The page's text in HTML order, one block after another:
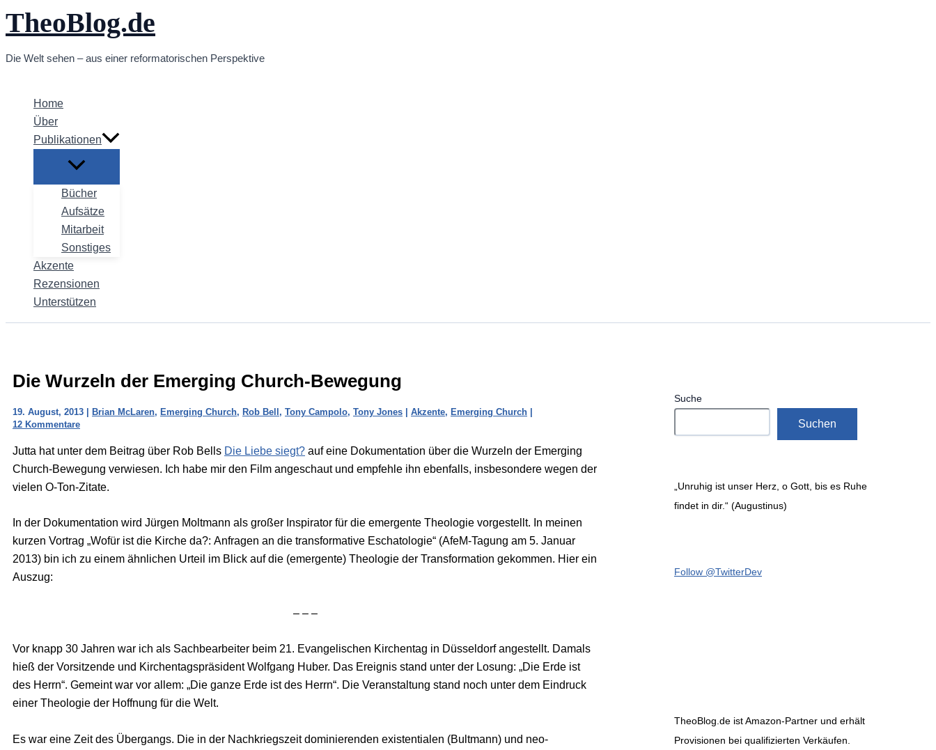
Zum
Inhalt
TheoBlog.de
Die Welt sehen – aus einer reformatorischen Perspektive
Home
Über
Publikationen
Bücher
Aufsätze
Mitarbeit
Sonstiges
Akzente
Rezensionen
Unterstützen
Die Wurzeln der Emerging Church-Bewegung
19. August, 2013 | Brian McLaren, Emerging Church, Rob Bell, Tony Campolo, Tony Jones | Akzente, Emerging Church |
12 Kommentare
Jutta hat unter dem Beitrag über Rob Bells Die Liebe siegt? auf eine Dokumentation über die Wurzeln der Emerging
Church-Bewegung verwiesen. Ich habe mir den Film angeschaut und empfehle ihn ebenfalls, insbesondere wegen der
vielen O-Ton-Zitate.
In der Dokumentation wird Jürgen Moltmann als großer Inspirator für die emergente Theologie vorgestellt. In meinen
kurzen Vortrag „Wofür ist die Kirche da?: Anfragen an die transformative Eschatologie“ (AfeM-Tagung am 5. Januar
2013) bin ich zu einem ähnlichen Urteil im Blick auf die (emergente) Theologie der Transformation gekommen. Hier ein
Auszug:
– – –
Vor knapp 30 Jahren war ich als Sachbearbeiter beim 21. Evangelischen Kirchentag in Düsseldorf angestellt. Damals
hieß der Vorsitzende und Kirchentagspräsident Wolfgang Huber. Das Ereignis stand unter der Losung: „Die Erde ist
des Herrn“. Gemeint war vor allem: „Die ganze Erde ist des Herrn“. Die Veranstaltung stand noch unter dem Eindruck
einer Theologie der Hoffnung für die Welt.
Es war eine Zeit des Übergangs. Die in der Nachkriegszeit dominierenden existentialen (Bultmann) und neo-
Suche
Suchen
„Unruhig ist unser Herz, o Gott, bis es Ruhe
findet in dir.“ (Augustinus)
Follow @TwitterDev
TheoBlog.de ist Amazon-Partner und erhält
Provisionen bei qualifizierten Verkäufen.